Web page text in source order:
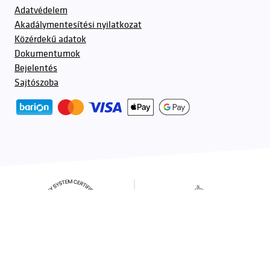
Adatvédelem
Akadálymentesítési nyilatkozat
Közérdekű adatok
Dokumentumok
Bejelentés
Sajtószoba